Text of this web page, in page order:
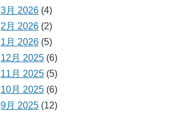
3月 2026 (4)
2月 2026 (2)
1月 2026 (5)
12月 2025 (6)
11月 2025 (5)
10月 2025 (6)
9月 2025 (12)